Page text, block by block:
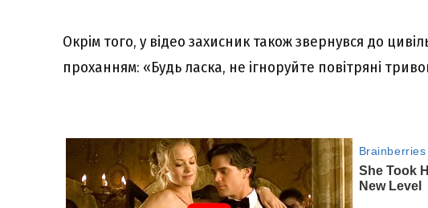
Окрім того, у відео захисник також звернувся до
проханням: «Будь ласка, не ігноруйте повітряні